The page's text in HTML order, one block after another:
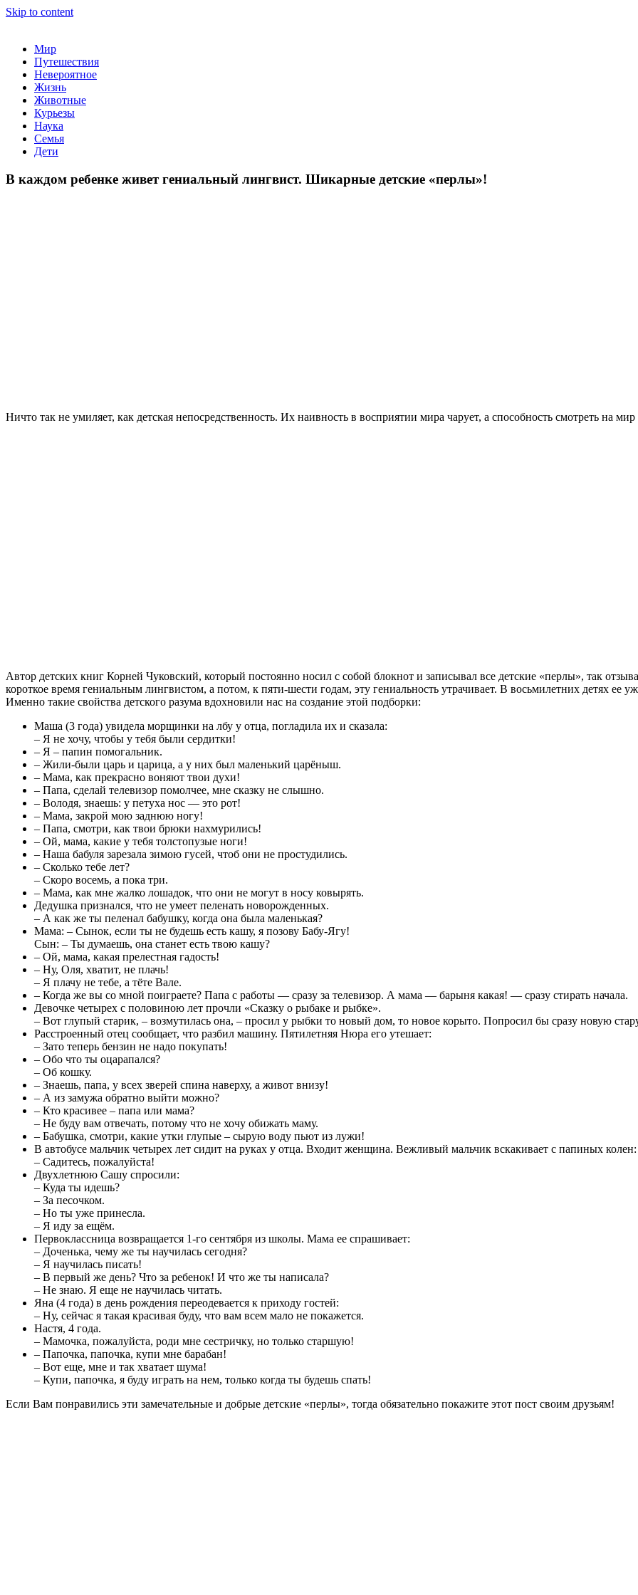
Skip to content
На нашем портале вы найдете самые интересные статьи обо всем в мире!
Мир
Путешествия
Невероятное
Жизнь
Животные
Курьезы
Наука
Семья
Дети
В каждом ребенке живет гениальный лингвист. Шикарные детские «перлы»!
Ничто так не умиляет, как детская непосредственность. Их наивность в восприятии мира чарует, а способность смотреть на
Автор детских книг Корней Чуковский, который постоянно носил с собой блокнот и записывал все детские «перлы», так
короткое время гениальным лингвистом, а потом, к пяти-шести годам, эту гениальность утрачивает. В восьмилетних детях
Именно такие свойства детского разума вдохновили нас на создание этой подборки:
Маша (3 года) увидела морщинки на лбу у отца, погладила их и сказала:
– Я не хочу, чтобы у тебя были сердитки!
– Я – папин помогальник.
– Жили-были царь и царица, а у них был маленький царёныш.
– Мама, как прекрасно воняют твои духи!
– Папа, сделай телевизор помолчее, мне сказку не слышно.
– Володя, знаешь: у петуха нос — это рот!
– Мама, закрой мою заднюю ногу!
– Папа, смотри, как твои брюки нахмурились!
– Ой, мама, какие у тебя толстопузые ноги!
– Наша бабуля зарезала зимою гусей, чтоб они не простудились.
– Сколько тебе лет?
– Скоро восемь, а пока три.
– Мама, как мне жалко лошадок, что они не могут в носу ковырять.
Дедушка признался, что не умеет пеленать новорожденных.
– А как же ты пеленал бабушку, когда она была маленькая?
Мама: – Сынок, если ты не будешь есть кашу, я позову Бабу-Ягу!
Сын: – Ты думаешь, она станет есть твою кашу?
– Ой, мама, какая прелестная гадость!
– Ну, Оля, хватит, не плачь!
– Я плачу не тебе, а тёте Вале.
– Когда же вы со мной поиграете? Папа с работы — сразу за телевизор. А мама — барыня какая! — сразу стирать начала.
Девочке четырех с половиною лет прочли «Сказку о рыбаке и рыбке».
– Вот глупый старик, – возмутилась она, – просил у рыбки то новый дом, то новое корыто. Попросил бы сразу новую
Расстроенный отец сообщает, что разбил машину. Пятилетняя Нюра его утешает:
– Зато теперь бензин не надо покупать!
– Обо что ты оцарапался?
– Об кошку.
– Знаешь, папа, у всех зверей спина наверху, а живот внизу!
– А из замужа обратно выйти можно?
– Кто красивее – папа или мама?
– Не буду вам отвечать, потому что не хочу обижать маму.
– Бабушка, смотри, какие утки глупые – сырую воду пьют из лужи!
В автобусе мальчик четырех лет сидит на руках у отца. Входит женщина. Вежливый мальчик вскакивает с папиных колен:
– Садитесь, пожалуйста!
Двухлетнюю Сашу спросили:
– Куда ты идешь?
– За песочком.
– Но ты уже принесла.
– Я иду за ещём.
Первоклассница возвращается 1-го сентября из школы. Мама ее спрашивает:
– Доченька, чему же ты научилась сегодня?
– Я научилась писать!
– В первый же день? Что за ребенок! И что же ты написала?
– Не знаю. Я еще не научилась читать.
Яна (4 года) в день рождения переодевается к приходу гостей:
– Ну, сейчас я такая красивая буду, что вам всем мало не покажется.
Настя, 4 года.
– Мамочка, пожалуйста, роди мне сестричку, но только старшую!
– Папочка, папочка, купи мне барабан!
– Вот еще, мне и так хватает шума!
– Купи, папочка, я буду играть на нем, только когда ты будешь спать!
Если Вам понравились эти замечательные и добрые детские «перлы», тогда обязательно покажите этот пост своим друзьям!